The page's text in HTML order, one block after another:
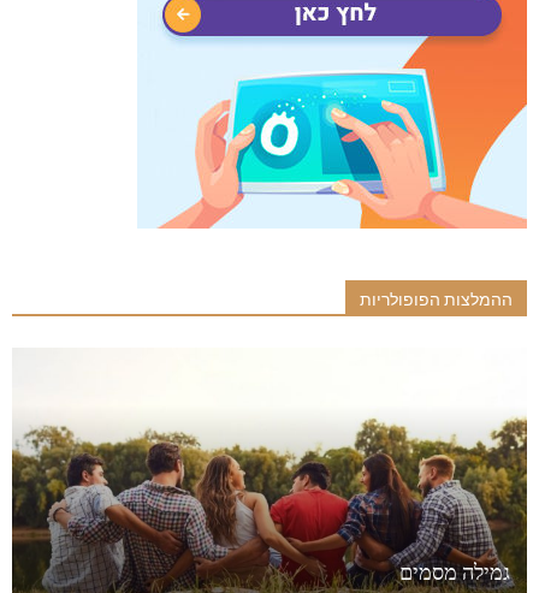
ההמלצות הפופולריות
גמילה מסמים